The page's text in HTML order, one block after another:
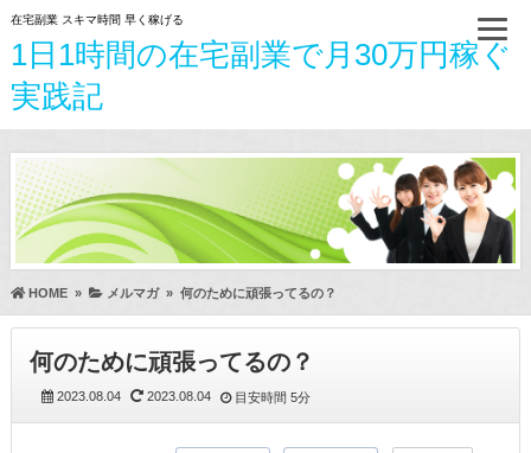
在宅副業 スキマ時間 早く稼げる
1日1時間の在宅副業で月30万円稼ぐ
実践記
HOME» メルマガ» 何のために頑張ってるの？
何のために頑張ってるの？
2023.08.04 2023.08.04 目安時間 5分